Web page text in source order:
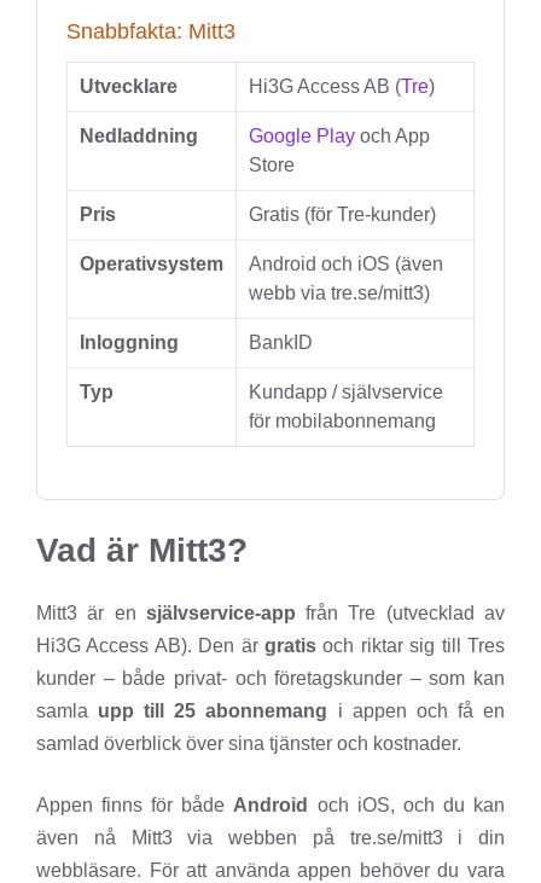
Snabbfakta: Mitt3
Utvecklare Hi3G Access AB (Tre)
Nedladdning Google Play och App
Store
Pris Gratis (för Tre-kunder)
Operativsystem
Android och iOS (även
webb via tre.se/mitt3)
Inloggning BankID
Typ
Kundapp / självservice
för mobilabonnemang
Vad är Mitt3?
Mitt3 är en självservice-app från Tre (utvecklad av
Hi3G Access AB). Den är gratis och riktar sig till Tres
kunder – både privat- och företagskunder – som kan
samla upp till 25 abonnemang i appen och få en
samlad överblick över sina tjänster och kostnader.
Appen finns för både Android
och iOS, och du kan
även nå Mitt3 via webben på tre.se/mitt3 i din
webbläsare. För att använda appen behöver du vara